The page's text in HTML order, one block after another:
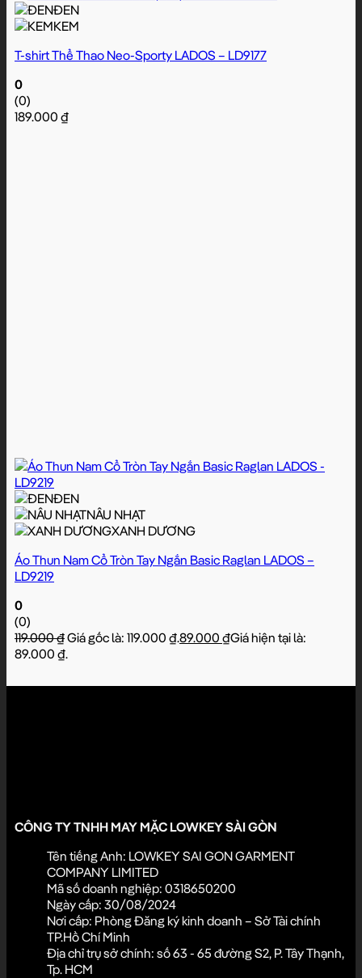
ĐEN
KEM
T-shirt Thể Thao Neo-Sporty LADOS – LD9177
0
(0)
189.000 ₫
ĐEN
NÂU NHẠT
XANH DƯƠNG
Áo Thun Nam Cổ Tròn Tay Ngắn Basic Raglan LADOS –
LD9219
0
(0)
119.000₫Giá gốc là: 119.000 ₫.89.000 ₫Giá hiện tại là:
89.000 ₫.
CÔNG TY TNHH MAY MẶC LOWKEY SÀI GÒN
Tên tiếng Anh: LOWKEY SAI GON GARMENT
COMPANY LIMITED
Mã số doanh nghiệp: 0318650200
Ngày cấp: 30/08/2024
Nơi cấp: Phòng Đăng ký kinh doanh – Sở Tài chính
TP.Hồ Chí Minh
Địa chỉ trụ sở chính: số 63 - 65 đường S2, P. Tây Thạnh,
Tp. HCM